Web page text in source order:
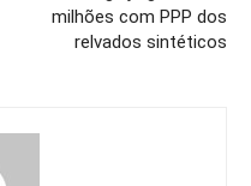
milhões com PPP dos
relvados sintéticos